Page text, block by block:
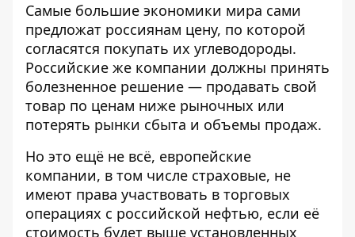
Самые большие экономики мира сами
предложат россиянам цену, по которой
согласятся покупать их углеводороды.
Российские же компании должны принять
болезненное решение — продавать свой
товар по ценам ниже рыночных или
потерять рынки сбыта и объемы продаж.
Но это ещё не всё, европейские
компании, в том числе страховые, не
имеют права участвовать в торговых
операциях с российской нефтью, если её
стоимость будет выше установленных